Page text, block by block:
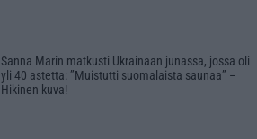
Sanna Marin matkusti Ukrainaan junassa, jossa oli
yli 40 astetta: ”Muistutti suomalaista saunaa” –
Hikinen kuva!